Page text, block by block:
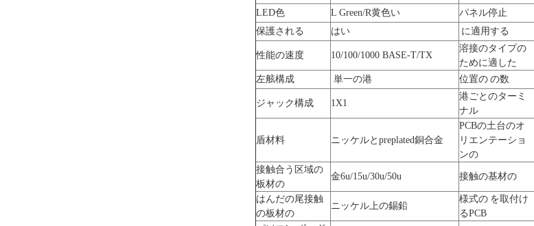
LED色
L Green/R黄色い パネル停止
保護される
はい に適用する
性能の速度 10/100/1000 BASE-T/TX
溶接のタイプの
ために適した
左舷構成 単一の港 位置の の数
ジャック構成 1X1
港ごとのターミ
ナル
盾材料 ニッケルとpreplated銅合金
PCBの土台のオ
リエンテーショ
ンの
接触合う区域の
板材の
金6u/15u/30u/50u 接触の基材の
はんだの尾接触
の板材の
ニッケル上の錫鉛
様式の を取付け
るPCB